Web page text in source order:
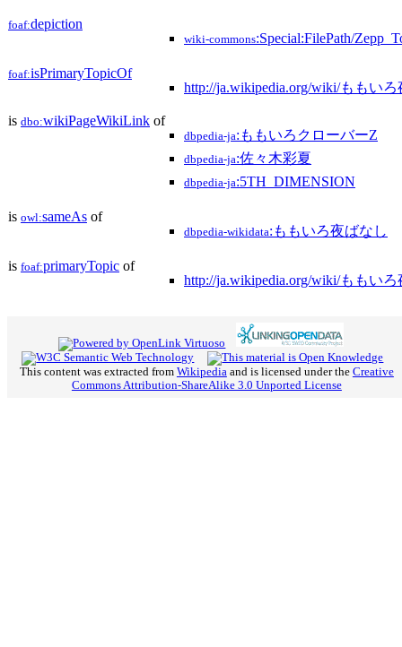
foaf:depiction
wiki-commons:Special:FilePath/
foaf:isPrimaryTopicOf
http://ja.wikipedia.org/wiki/ももい
is dbo:wikiPageWikiLink of
dbpedia-ja:ももいろクローバーZ
dbpedia-ja:佐々木彩夏
dbpedia-ja:5TH_DIMENSION
is owl:sameAs of
dbpedia-wikidata:ももいろ夜ばなし
is foaf:primaryTopic of
http://ja.wikipedia.org/wiki/ももい
This content was extracted from Wikipedia and is licensed under the Creative
Commons Attribution-ShareAlike 3.0 Unported License